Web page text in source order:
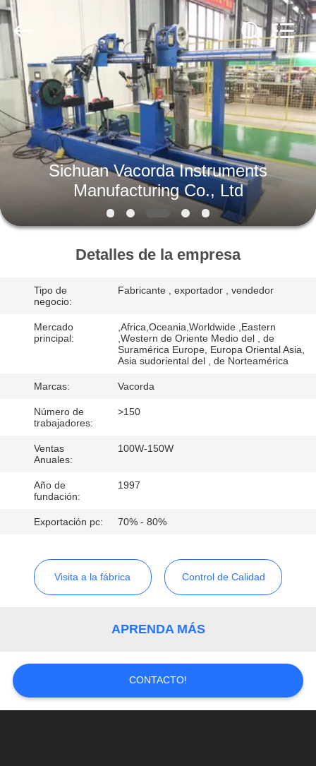
HOGAR
PRODUCTOS
SOBRE
NOSOTROS
VIAJE
FÁBRICA
CONTROL
CALIDAD
ÉNTRENOS
CONTACTO
CON
UNA
CITA
DEL
SITIO
Vacorda
Instruments
Manufacturing
Co.,
Ltd.
Rights
Reserved.
Sichuan Vacorda Instruments
Manufacturing Co., Ltd
Detalles de la empresa
Tipo de
negocio:
Fabricante , exportador , vendedor
Mercado
principal:
,Africa,Oceania,Worldwide ,Eastern
,Western de Oriente Medio del , de
Suramérica Europe, Europa Oriental Asia,
Asia sudoriental del , de Norteamérica
Marcas: Vacorda
Número de
trabajadores:
>150
Ventas
Anuales:
100W-150W
Año de
fundación:
1997
Exportación pc: 70% - 80%
Visita a la fábrica Control de Calidad
APRENDA MÁS
CONTACTO!